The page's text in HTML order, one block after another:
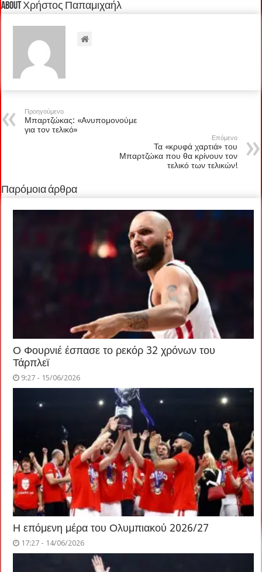
About Χρήστος Παπαμιχαήλ
Προηγούμενο
Μπαρτζώκας: «Ανυπομονούμε
για τον τελικό»
Επόμενο
Τα «κρυφά χαρτιά» του
Μπαρτζώκα που θα κρίνουν τον
τελικό των τελικών!
Παρόμοια άρθρα
Ο Φουρνιέ έσπασε το ρεκόρ 32 χρόνων του
Τάρπλεϊ
9:27 - 15/06/2026
Η επόμενη μέρα του Ολυμπιακού 2026/27
17:27 - 14/06/2026